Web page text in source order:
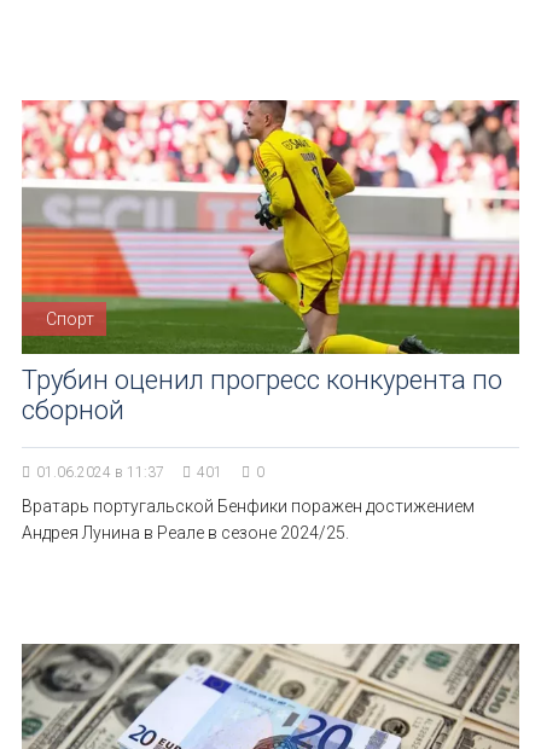
Спорт
Трубин оценил прогресс конкурента по
сборной
01.06.2024 в 11:37 401 0
Вратарь португальской Бенфики поражен достижением
Андрея Лунина в Реале в сезоне 2024/25.